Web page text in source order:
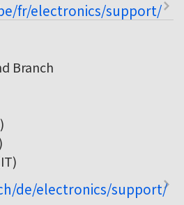
fr/electronics/support/
Branch
de/electronics/support/